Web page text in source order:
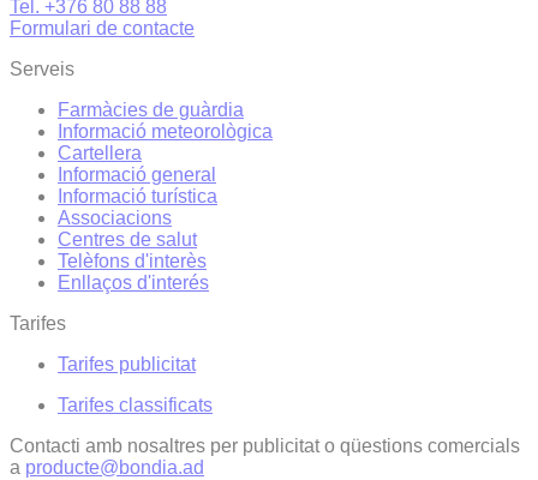
Tel. +376 80 88 88
Formulari de contacte
Serveis
Farmàcies de guàrdia
Informació meteorològica
Cartellera
Informació general
Informació turística
Associacions
Centres de salut
Telèfons d'interès
Enllaços d'interés
Tarifes
Tarifes publicitat
Tarifes classificats
Contacti amb nosaltres per publicitat o qüestions comercials
a producte@bondia.ad